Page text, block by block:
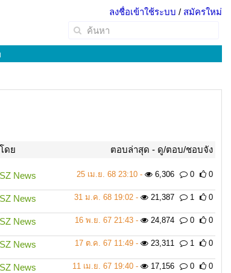
ลงชื่อเข้าใช้ระบบ / สมัครใหม่
โดย ตอบล่าสุด - ดู/ตอบ/ชอบจัง
SZ News 25 เม.ย. 68 23:10 - 6,306 0 0
SZ News 31 ม.ค. 68 19:02 - 21,387 1 0
SZ News 16 พ.ย. 67 21:43 - 24,874 0 0
SZ News 17 ต.ค. 67 11:49 - 23,311 1 0
SZ News 11 เม.ย. 67 19:40 - 17,156 0 0